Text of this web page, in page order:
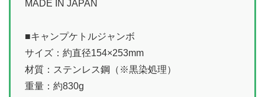
MADE IN JAPAN
■キャンプケトルジャンボ
サイズ：約直径154×253mm
材質：ステンレス鋼（※黒染処理）
重量：約830g